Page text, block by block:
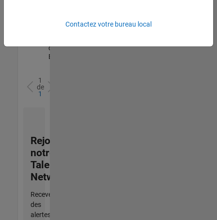
Engineer
qualité |
Expérimenté(e)
1
de
1
Rejoignez
notre
Talent
Network
Recevez
des
alertes
Contactez votre bureau local